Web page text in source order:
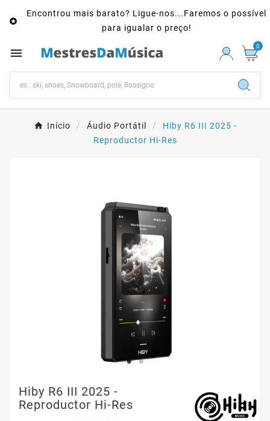

Encontrou mais barato? Ligue-nos...Faremos o possível
para igualar o preço!
 0
Início Áudio Portátil
Hiby R6 III 2025 -
Reproductor Hi-Res
Hiby R6 III 2025 -
Reproductor Hi-Res